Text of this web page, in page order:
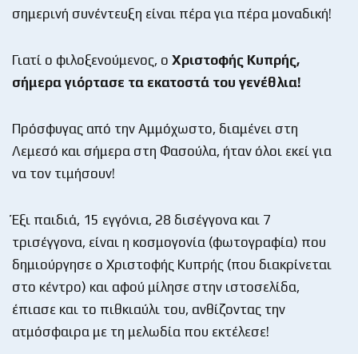
σημερινή συνέντευξη είναι πέρα για πέρα μοναδική!
Γιατί ο φιλοξενούμενος, ο Χριστοφής Κυπρής,
σήμερα γιόρτασε τα εκατοστά του γενέθλια!
Πρόσφυγας από την Αμμόχωστο, διαμένει στη
Λεμεσό και σήμερα στη Φασούλα, ήταν όλοι εκεί για
να τον τιμήσουν!
Έξι παιδιά, 15 εγγόνια, 28 δισέγγονα και 7
τρισέγγονα, είναι η κοσμογονία (φωτογραφία) που
δημιούργησε ο Χριστοφής Κυπρής (που διακρίνεται
στο κέντρο) και αφού μίλησε στην ιστοσελίδα,
έπιασε και το πιθκιαύλι του, ανθίζοντας την
ατμόσφαιρα με τη μελωδία που εκτέλεσε!